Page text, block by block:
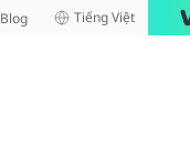
Blog Tiếng Việt